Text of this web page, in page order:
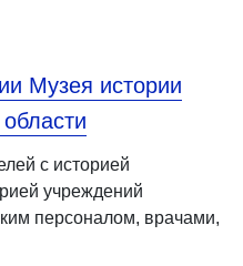
Музея истории
с историей
учреждений
персоналом, врачами,